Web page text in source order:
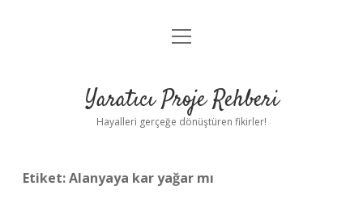
Anasayfa
Yasal Uyarı
menüyü
Yaratıcı Proje Rehberi
Hayalleri gerçeğe dönüştüren fikirler!
Etiket:Alanyaya kar yağar mı